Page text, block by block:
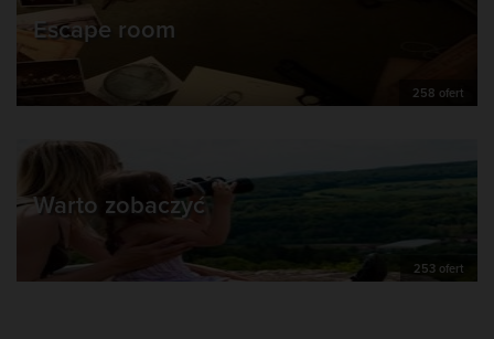
Escape room
258 ofert
Warto zobaczyć
253 ofert